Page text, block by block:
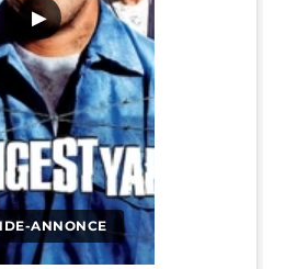
ANNONCE
▶